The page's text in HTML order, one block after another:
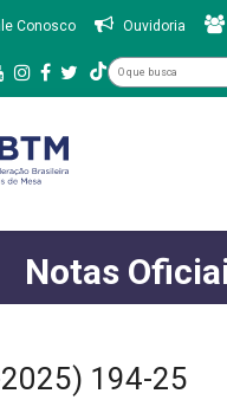
Conosco Ouvidoria
Notas
194-25